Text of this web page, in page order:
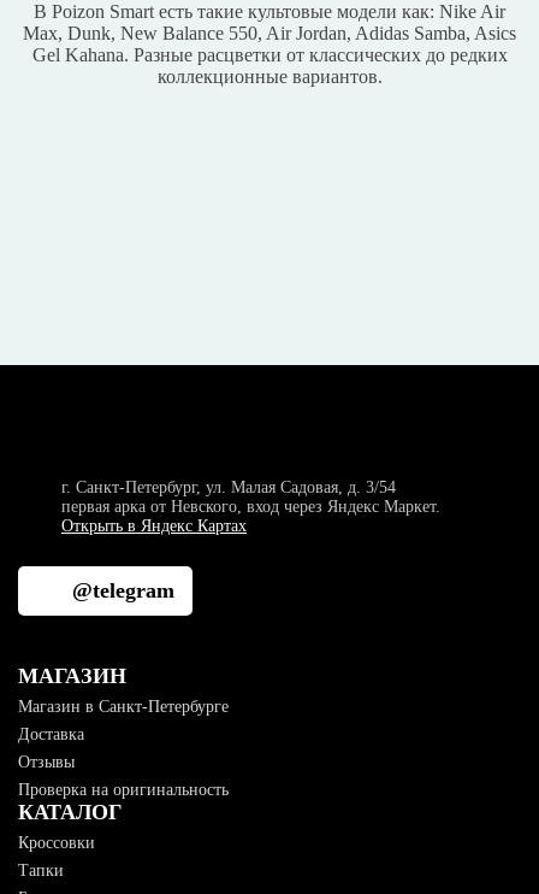
В Poizon Smart есть такие культовые модели как: Nike Air
Max, Dunk, New Balance 550, Air Jordan, Adidas Samba, Asics
Gel Kahana. Разные расцветки от классических до редких
коллекционные вариантов.
г. Санкт-Петербург, ул. Малая Садовая, д. 3/54
первая арка от Невского, вход через Яндекс Маркет.
Открыть в Яндекс Картах
@telegram
МАГАЗИН
Магазин в Санкт-Петербурге
Доставка
Отзывы
Проверка на оригинальность
КАТАЛОГ
Кроссовки
Тапки